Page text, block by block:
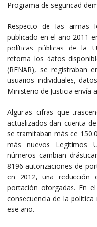
Programa de seguridad
Respecto de las armas
publicado en el año 2011
políticas públicas de la
retoma los datos
(RENAR), se registraban
usuarios individuales,
Ministerio de Justicia envía
Algunas cifras que
actualizados dan cuenta
se tramitaban más de
más nuevos Legítimos
números cambian
8196 autorizaciones de
en 2012, una reducción
portación otorgadas. En
consecuencia de la
ese año.